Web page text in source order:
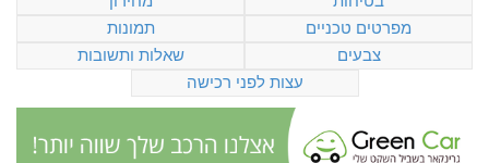
מפרטים טכניים
תמונות
צבעים
שאלות ותשובות
עצות לפני רכישה